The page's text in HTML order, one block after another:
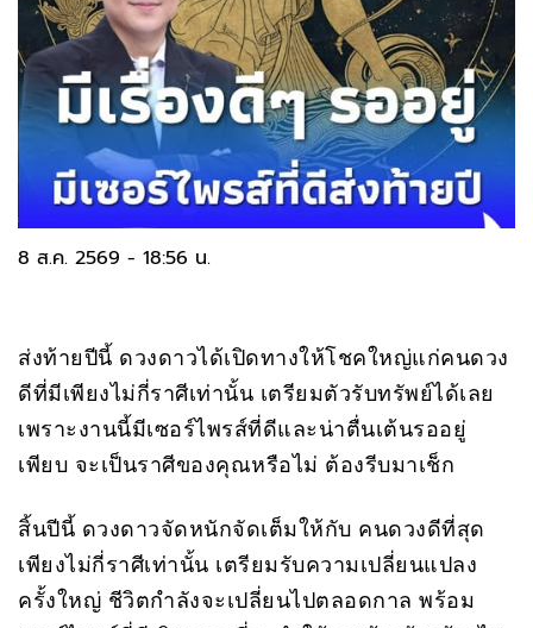
8 ส.ค. 2569 - 18:56 น.
ส่งท้ายปีนี้ ดวงดาวได้เปิดทางให้โชคใหญ่แก่คนดวง
ดีที่มีเพียงไม่กี่ราศีเท่านั้น เตรียมตัวรับทรัพย์ได้เลย
เพราะงานนี้มีเซอร์ไพรส์ที่ดีและน่าตื่นเต้นรออยู่
เพียบ จะเป็นราศีของคุณหรือไม่ ต้องรีบมาเช็ก
สิ้นปีนี้ ดวงดาวจัดหนักจัดเต็มให้กับ คนดวงดีที่สุด
เพียงไม่กี่ราศีเท่านั้น เตรียมรับความเปลี่ยนแปลง
ครั้งใหญ่ ชีวิตกำลังจะเปลี่ยนไปตลอดกาล พร้อม